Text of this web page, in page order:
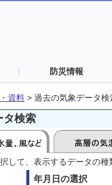
防災情報
資料 > 過去の気象データ検
タ検索
して、表示するデータの
年月日の選択